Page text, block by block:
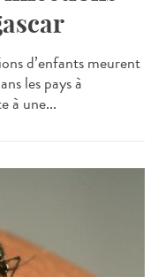
d’enfants meurent
les pays à
à une...